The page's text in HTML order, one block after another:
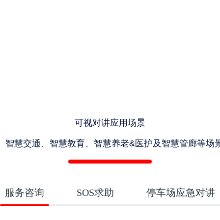
可视对讲应用场景
智慧交通、智慧教育、智慧养老&医护及智慧管廊等场
服务咨询 SOS求助 停车场应急对讲